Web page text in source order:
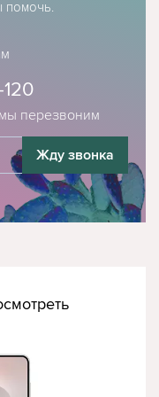
помочь.
перезвоним
Жду звонка